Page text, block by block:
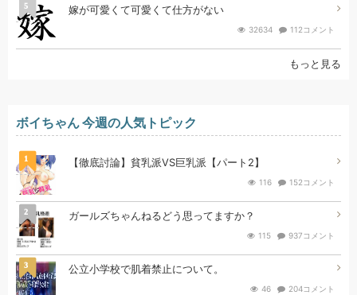
5 嫁が可愛くて可愛くて仕方がない
32634 112コメント
もっと見る
ボイちゃん 今週の人気トピック
1 【徹底討論】貧乳派VS巨乳派【パート2】
116 152コメント
2 ガールズちゃんねるどう思ってますか？
115 937コメント
3 公立小学校で肌着禁止について。
46 204コメント